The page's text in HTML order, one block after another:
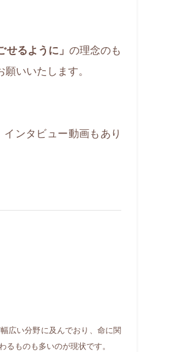
るように」 の理念のも
いいたします。
ンタビュー動画もあり
広い分野に及んでおり、命に関
ものも多いのが現状です。